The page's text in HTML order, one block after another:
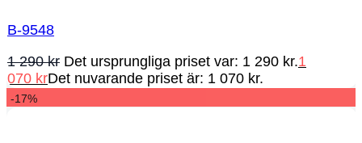
B-9548
1 290kr Det ursprungliga priset var: 1 290 kr.1
070 krDet nuvarande priset är: 1 070 kr.
-17%